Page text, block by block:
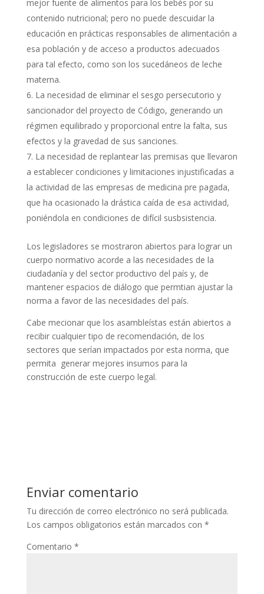
mejor fuente de alimentos para los bebés por su
contenido nutricional; pero no puede descuidar la
educación en prácticas responsables de alimentación a
esa población y de acceso a productos adecuados
para tal efecto, como son los sucedáneos de leche
materna.
La necesidad de eliminar el sesgo persecutorio y
sancionador del proyecto de Código, generando un
régimen equilibrado y proporcional entre la falta, sus
efectos y la gravedad de sus sanciones.
La necesidad de replantear las premisas que llevaron
a establecer condiciones y limitaciones injustificadas a
la actividad de las empresas de medicina pre pagada,
que ha ocasionado la drástica caída de esa actividad,
poniéndola en condiciones de difícil susbsistencia.
Los legisladores se mostraron abiertos para lograr un
cuerpo normativo acorde a las necesidades de la
ciudadanía y del sector productivo del país y, de
mantener espacios de diálogo que permtian ajustar la
norma a favor de las necesidades del país.
Cabe mecionar que los asambleístas están abiertos a
recibir cualquier tipo de recomendación, de los
sectores que serían impactados por esta norma, que
permita generar mejores insumos para la
construcción de este cuerpo legal.
Enviar comentario
Tu dirección de correo electrónico no será publicada.
Los campos obligatorios están marcados con *
Comentario *